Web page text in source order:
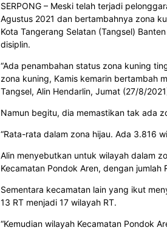
SERPONG – Meski telah terjadi
Agustus 2021 dan bertambahnya zona
Kota Tangerang Selatan (Tangsel)
disiplin.
“Ada penambahan status zona kuning
zona kuning, Kamis kemarin bertambah
Tangsel, Alin Hendarlin, Jumat (27/8/
Namun begitu, dia memastikan tak ada
“Rata-rata dalam zona hijau. Ada 3.816
Alin menyebutkan untuk wilayah dalam
Kecamatan Pondok Aren, dengan
Sementara kecamatan lain yang ikut
13 RT menjadi 17 wilayah RT.
“Kemudian wilayah Kecamatan Pondok